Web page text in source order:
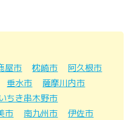
屋市 枕崎市
阿久根市
垂水市
薩摩川内市
いちき串木野市
市 南九州市
伊佐市